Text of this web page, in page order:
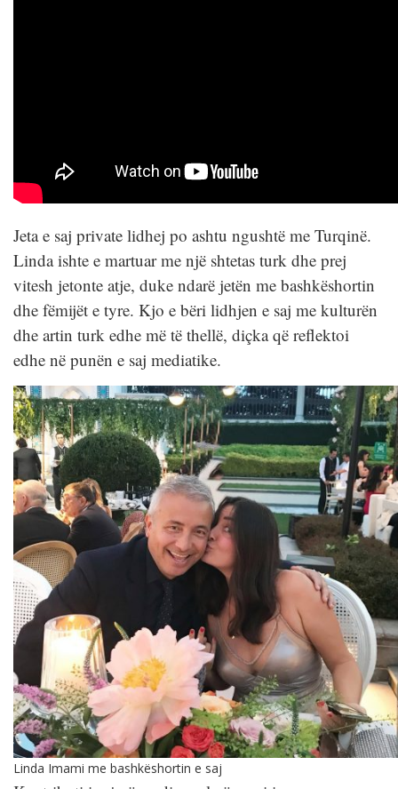
Jeta e saj private lidhej po ashtu ngushtë me Turqinë.
Linda ishte e martuar me një shtetas turk dhe prej
vitesh jetonte atje, duke ndarë jetën me bashkëshortin
dhe fëmijët e tyre. Kjo e bëri lidhjen e saj me kulturën
dhe artin turk edhe më të thellë, diçka që reflektoi
edhe në punën e saj mediatike.
Linda Imami me bashkëshortin e saj